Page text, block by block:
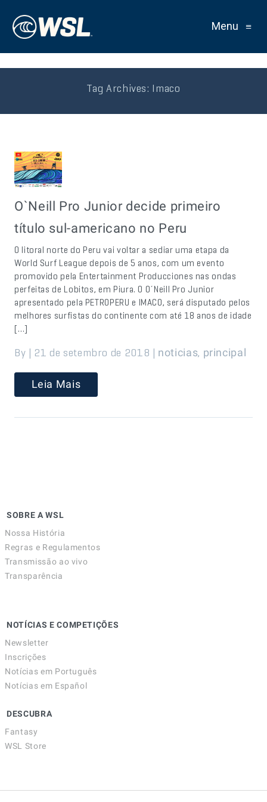
Menu ≡
Tag Archives: Imaco
O`Neill Pro Junior decide primeiro
título sul-americano no Peru
O litoral norte do Peru vai voltar a sediar uma etapa da
World Surf League depois de 5 anos, com um evento
promovido pela Entertainment Producciones nas ondas
perfeitas de Lobitos, em Piura. O O´Neill Pro Junior
apresentado pela PETROPERU e IMACO, será disputado pelos
melhores surfistas do continente com até 18 anos de idade
[…]
By | 21 de setembro de 2018 | noticias, principal
Leia Mais
SOBRE A WSL
Nossa História
Regras e Regulamentos
Transmissão ao vivo
Transparência
NOTÍCIAS E COMPETIÇÕES
Newsletter
Inscrições
Notícias em Português
Notícias em Español
DESCUBRA
Fantasy
WSL Store